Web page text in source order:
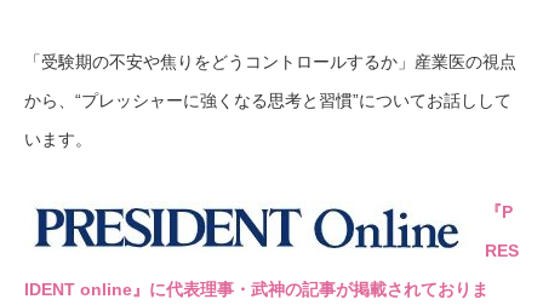
「受験期の不安や焦りをどうコントロールするか」産業医の視点
から、“プレッシャーに強くなる思考と習慣”についてお話しして
います。
『P
RES
IDENT online』に代表理事・武神の記事が掲載されておりま